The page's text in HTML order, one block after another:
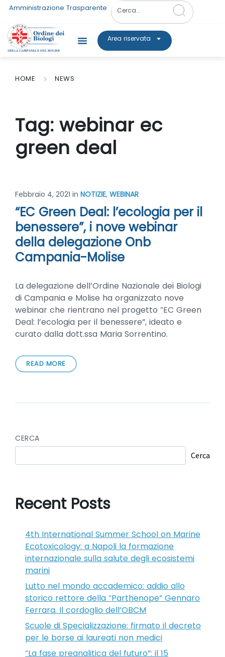
Amministrazione Trasparente
Area riservata
HOME NEWS
Tag: webinar ec
green deal
Febbraio 4, 2021 in NOTIZIE, WEBINAR
“EC Green Deal: l’ecologia per il
benessere”, i nove webinar
della delegazione Onb
Campania-Molise
La delegazione dell’Ordine Nazionale dei Biologi
di Campania e Molise ha organizzato nove
webinar che rientrano nel progetto “EC Green
Deal: l’ecologia per il benessere”, ideato e
curato dalla dott.ssa Maria Sorrentino.
READ MORE
CERCA
Cerca
Recent Posts
4th International Summer School on Marine
Ecotoxicology: a Napoli la formazione
internazionale sulla salute degli ecosistemi
marini
Lutto nel mondo accademico: addio allo
storico rettore della “Parthenope” Gennaro
Ferrara. Il cordoglio dell’OBCM
Scuole di Specializzazione: firmato il decreto
per le borse ai laureati non medici
“La fase preanalitica del futuro”: il 15